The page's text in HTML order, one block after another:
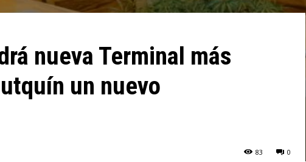
nueva Terminal más
un nuevo
0
83